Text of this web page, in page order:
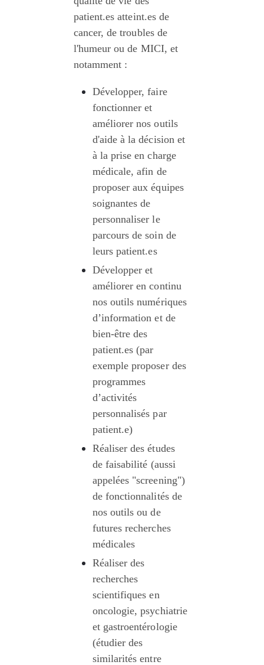
patient.es atteint.es de
cancer, de troubles de
l'humeur ou de MICI, et
notamment :
Développer, faire
fonctionner et
améliorer nos outils
d'aide à la décision et
à la prise en charge
médicale, afin de
proposer aux équipes
soignantes de
personnaliser le
parcours de soin de
leurs patient.es
Développer et
améliorer en continu
nos outils numériques
d’information et de
bien-être des
patient.es (par
exemple proposer des
programmes
d’activités
personnalisés par
patient.e)
Réaliser des études
de faisabilité (aussi
appelées "screening")
de fonctionnalités de
nos outils ou de
futures recherches
médicales
Réaliser des
recherches
scientifiques en
oncologie, psychiatrie
et gastroentérologie
(étudier des
similarités entre